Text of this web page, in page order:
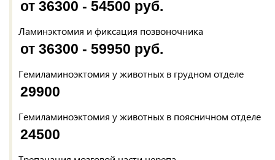
от 36300 - 54500 руб.
Ламинэктомия и фиксация позвоночника
от 36300 - 59950 руб.
Гемиламиноэктомия у животных в грудном отделе
29900
Гемиламиноэктомия у животных в поясничном отделе
24500